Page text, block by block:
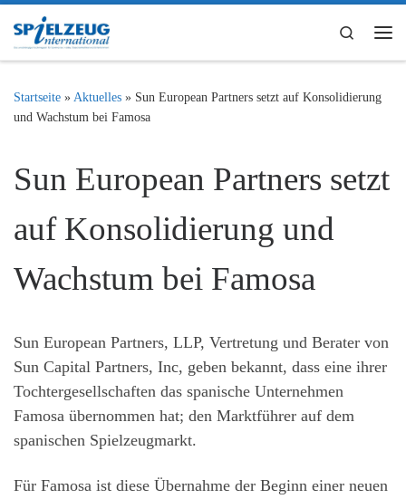
Zum Inhalt springen
Search
Startseite » Aktuelles » Sun European Partners setzt auf Konsolidierung
und Wachstum bei Famosa
Sun European Partners setzt
auf Konsolidierung und
Wachstum bei Famosa
Sun European Partners, LLP, Vertretung und Berater von
Sun Capital Partners, Inc, geben bekannt, dass eine ihrer
Tochtergesellschaften das spanische Unternehmen
Famosa übernommen hat; den Marktführer auf dem
spanischen Spielzeugmarkt.
Für Famosa ist diese Übernahme der Beginn einer neuen